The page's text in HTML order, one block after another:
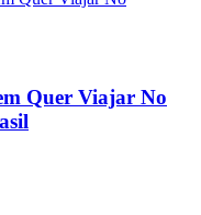
Quer Viajar No